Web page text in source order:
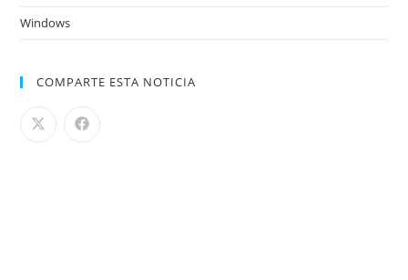
Windows
COMPARTE ESTA NOTICIA